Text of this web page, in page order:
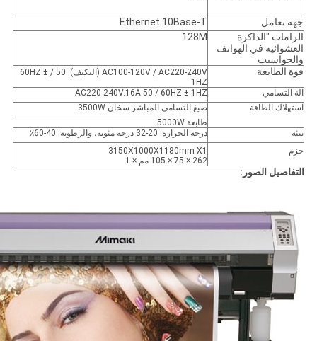
جهة تعامل
Ethernet 10Base-T
الرامات "الذاكرة
العشوائية في الهواتف
والحواسيب
128M
قوة الطابعة
AC100-120V / AC220-240V (التكيف) .50 / 60HZ ±
1HZ
آلة التسامي
AC220-240V.16A.50 / 60HZ ± 1HZ
استهلاك الطاقة
صبغ التسامي المباشر سخان 3500W
طابعة 5000W
بيئة
درجة الحرارة: 20-32 درجة مئوية، والرطوبة: 40-60٪
حزم
3150X1000X1180mm X1
262 × 75 × 105 مم × 1
التفاصيل الصور: